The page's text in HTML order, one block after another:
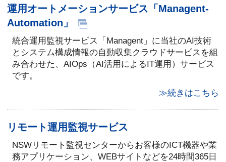
運用オートメーションサービス「Managent-
Automation」
統合運用監視サービス「Managent」に当社のAI技術
とシステム構成情報の自動収集クラウドサービスを組
み合わせた、AIOps（AI活用によるIT運用）サービス
です。
≫続きはこちら
リモート運用監視サービス
NSWリモート監視センターからお客様のICT機器や業
務アプリケーション、WEBサイトなどを24時間365日